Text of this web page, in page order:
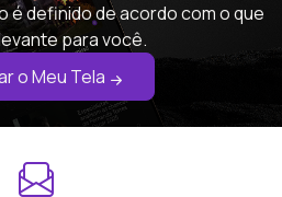
é definido de acordo com o que
para você.
o Meu Tela